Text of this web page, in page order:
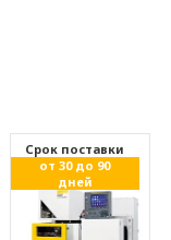
Cрок поставки
от 30 до 90
дней